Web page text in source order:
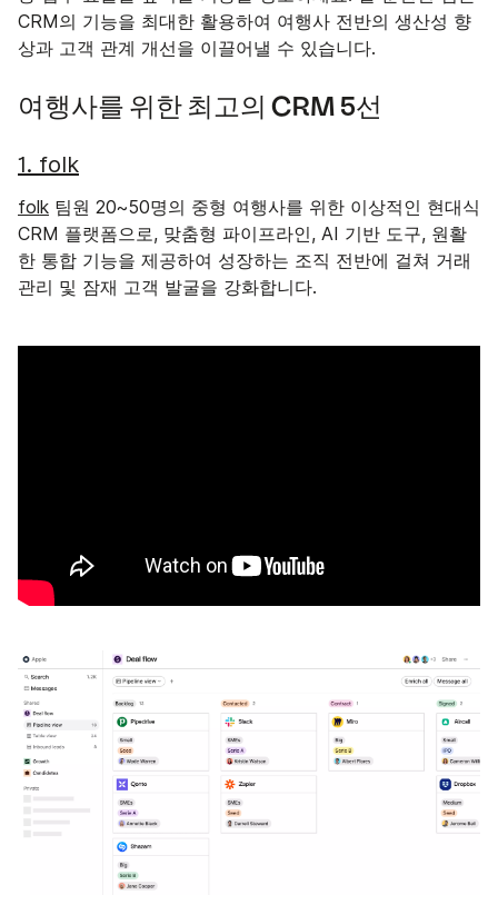
CRM의 기능을 최대한 활용하여 여행사 전반의 생산성 향
상과 고객 관계 개선을 이끌어낼 수 있습니다.
여행사를 위한 최고의 CRM 5선
1. folk
folk 팀원 20~50명의 중형 여행사를 위한 이상적인 현대식
CRM 플랫폼으로, 맞춤형 파이프라인, AI 기반 도구, 원활
한 통합 기능을 제공하여 성장하는 조직 전반에 걸쳐 거래
관리 및 잠재 고객 발굴을 강화합니다.